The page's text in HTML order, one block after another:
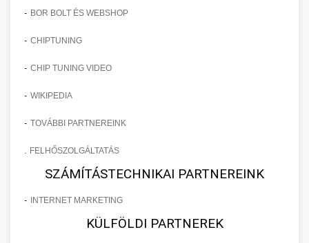
- BOR BOLT ÉS WEBSHOP
- CHIPTUNING
- CHIP TUNING VIDEO
- WIKIPEDIA
- TOVÁBBI PARTNEREINK
FELHŐSZOLGÁLTATÁS
SZÁMÍTÁSTECHNIKAI PARTNEREINK
- INTERNET MARKETING
KÜLFÖLDI PARTNEREK